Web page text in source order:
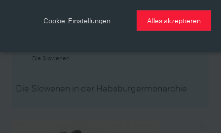
Die Slowenen
Die Slowenen in der Habsburgermonarchie
Cookie-Einstellungen Alles akzeptieren